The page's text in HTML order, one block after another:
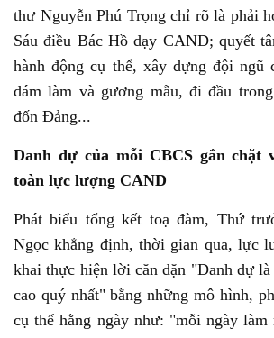
thư Nguyễn Phú Trọng chỉ rõ là phải
Sáu điều Bác Hồ dạy CAND; quyết
hành động cụ thể, xây dựng đội ngũ
dám làm và gương mẫu, đi đầu
đốn Đảng...
Danh dự của mỗi CBCS gắn chặt
toàn lực lượng CAND
Phát biểu tổng kết toạ đàm, Thứ
Ngọc khẳng định, thời gian qua, lực
khai thực hiện lời căn dặn "Danh dự
cao quý nhất" bằng những mô hình,
cụ thể hằng ngày như: "mỗi ngày